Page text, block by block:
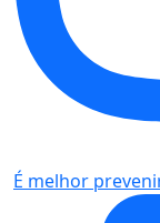
É melhor